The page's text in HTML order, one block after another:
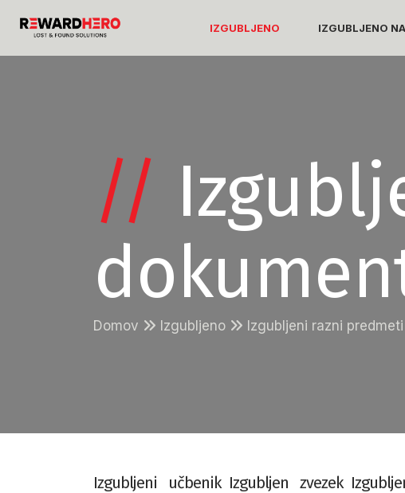
IZGUBLJENO IZGUBLJENO
//
Domov Izgubljeno Izgubljeni razni predmeti
Izgubljeni učbenik Izgubljen zvezek Izgublje